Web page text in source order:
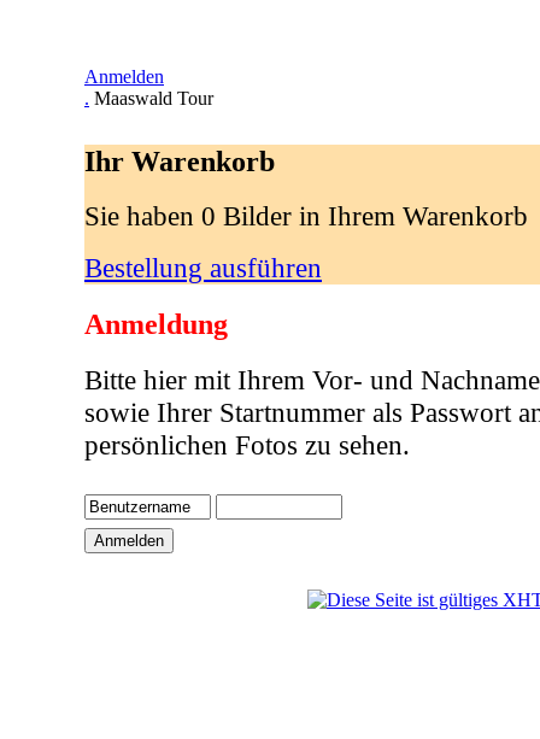
Anmelden
. Maaswald Tour
Ihr Warenkorb
Sie haben 0 Bilder in Ihrem Warenkorb
Bestellung ausführen
Anmeldung
Bitte hier mit Ihrem Vor- und
sowie Ihrer Startnummer als Passwort
persönlichen Fotos zu sehen.